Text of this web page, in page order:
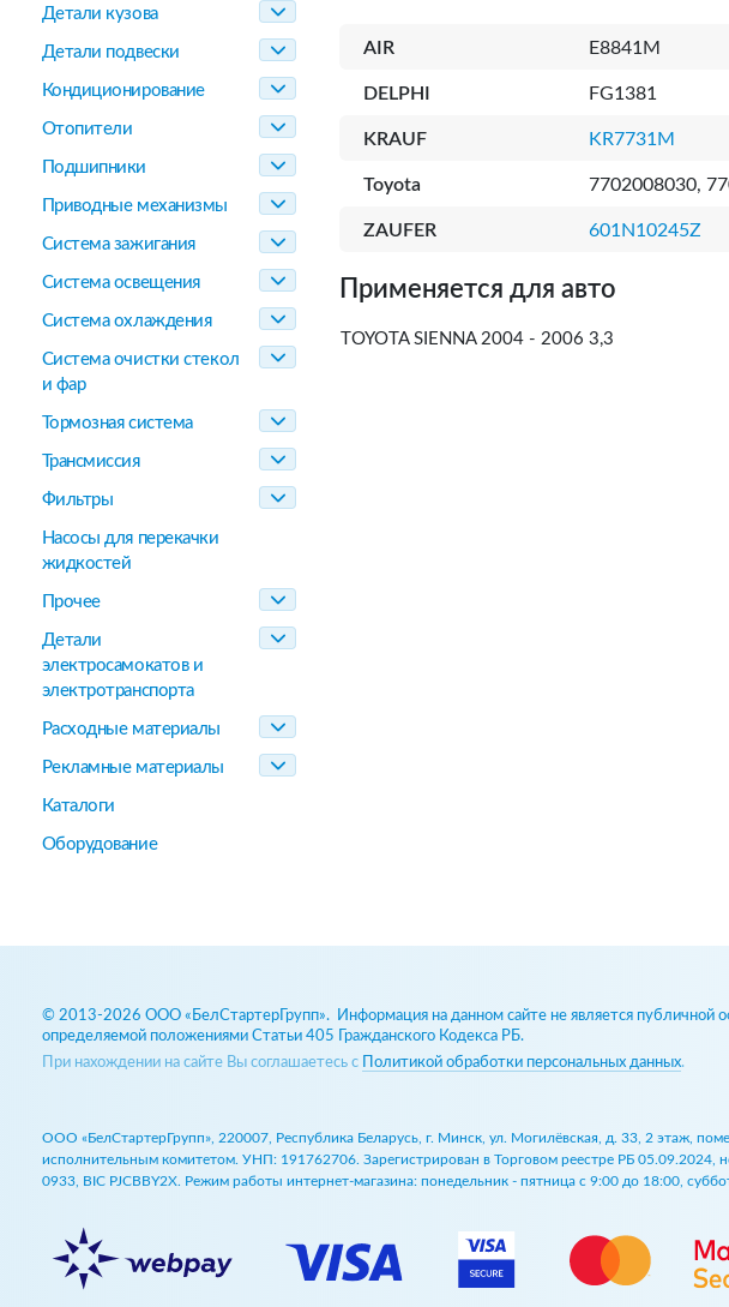
Детали кузова
Детали подвески
Кондиционирование
Отопители
Подшипники
Приводные механизмы
Система зажигания
Система освещения
Система охлаждения
Система очистки стекол
и фар
Тормозная система
Трансмиссия
Фильтры
Насосы для перекачки
жидкостей
Прочее
Детали
электросамокатов и
электротранспорта
Расходные материалы
Рекламные материалы
Каталоги
Оборудование
AIR E8841M
DELPHI FG1381
KRAUF KR7731M
Toyota 7702008030,
ZAUFER 601N10245Z
Применяется для авто
TOYOTA SIENNA 2004 - 2006 3,3
© 2013-2026 ООО «БелСтартерГрупп». Информация на данном сайте не является публичной
определяемой положениями Статьи 405 Гражданского Кодекса РБ.
При нахождении на сайте Вы соглашаетесь с
Политикой обработки персональных данных.
ООО «БелСтартерГрупп», 220007, Республика Беларусь, г. Минск, ул. Могилёвская, д. 33, 2 этаж,
исполнительным комитетом. УНП: 191762706. Зарегистрирован в Торговом реестре РБ
0933, BIC PJCBBY2X. Режим работы интернет-магазина: понедельник - пятница с 9:00 до 18:00,